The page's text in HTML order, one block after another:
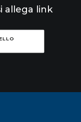
allega link